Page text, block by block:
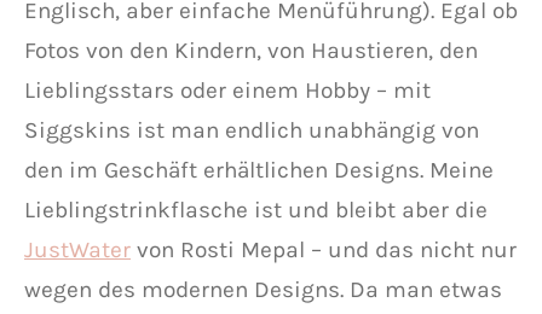
Englisch, aber einfache Menüführung). Egal ob
Fotos von den Kindern, von Haustieren, den
Lieblingsstars oder einem Hobby – mit
Siggskins ist man endlich unabhängig von
den im Geschäft erhältlichen Designs. Meine
Lieblingstrinkflasche ist und bleibt aber die
JustWater von Rosti Mepal – und das nicht nur
wegen des modernen Designs. Da man etwas